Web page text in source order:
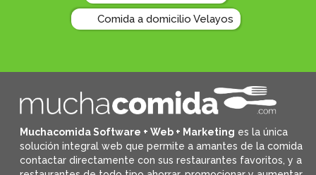
Comida a domicilio Velayos
Muchacomida Software + Web + Marketing es la única
solución integral web que permite a amantes de la comida
contactar directamente con sus restaurantes favoritos, ya